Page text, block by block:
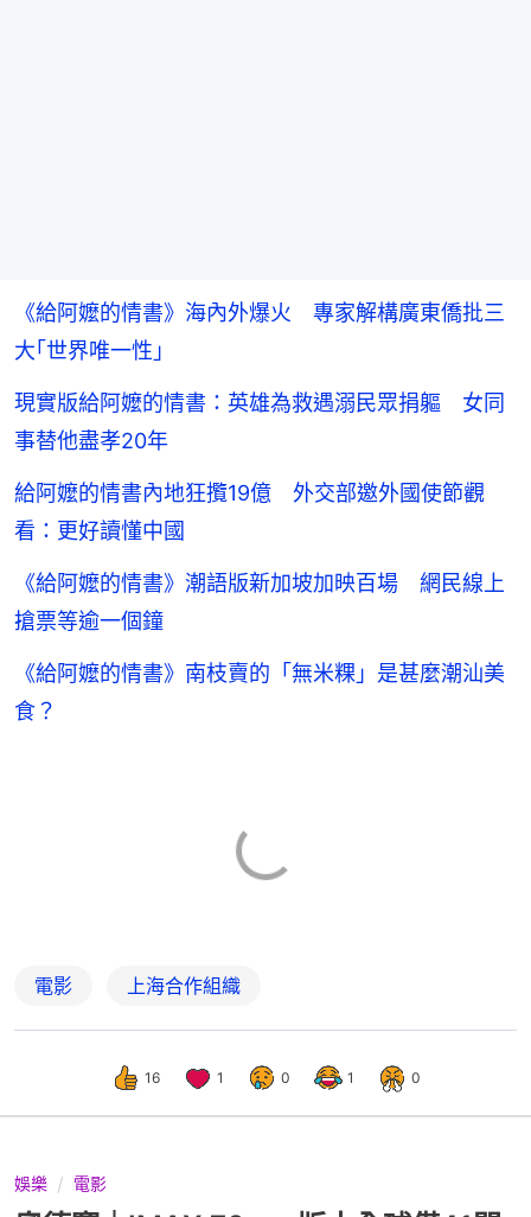
《給阿嬤的情書》海內外爆火 專家解構廣東僑批三
大｢世界唯一性｣
現實版給阿嬤的情書：英雄為救遇溺民眾捐軀 女同
事替他盡孝20年
給阿嬤的情書內地狂攬19億 外交部邀外國使節觀
看：更好讀懂中國
《給阿嬤的情書》潮語版新加坡加映百場 網民線上
搶票等逾一個鐘
《給阿嬤的情書》南枝賣的「無米粿」是甚麼潮汕美
食？
電影 上海合作組織
16 1 0 1 0
娛樂 電影